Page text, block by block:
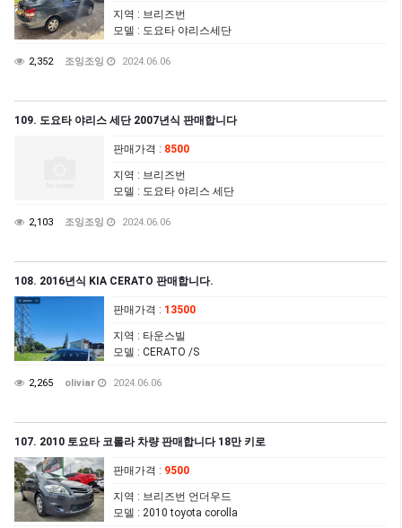
지역 : 브리즈번
모델 : 도요타 야리스세단
2,352 조잉조잉 2024.06.06
109. 도요타 야리스 세단 2007년식 판매합니다
판매가격 : 8500
지역 : 브리즈번
모델 : 도요타 야리스 세단
2,103 조잉조잉 2024.06.06
108. 2016년식 KIA CERATO 판매합니다.
판매가격 : 13500
지역 : 타운스빌
모델 : CERATO /S
2,265 oliviar 2024.06.06
107. 2010 토요타 코롤라 차량 판매합니다 18만 키로
판매가격 : 9500
지역 : 브리즈번 언더우드
모델 : 2010 toyota corolla